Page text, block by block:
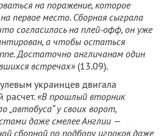
на поражение, которое
первое место. Сборная сыграла
согласилась на плей-офф, он уже
а чтобы остаться
Достаточно англичанам один
встречах» (13.09).
украинцев двигала
расчет.«В прошлый вторник
„автобуса“ у своих ворот,
даже смелее Англии —
сборной по подбору игроков даже